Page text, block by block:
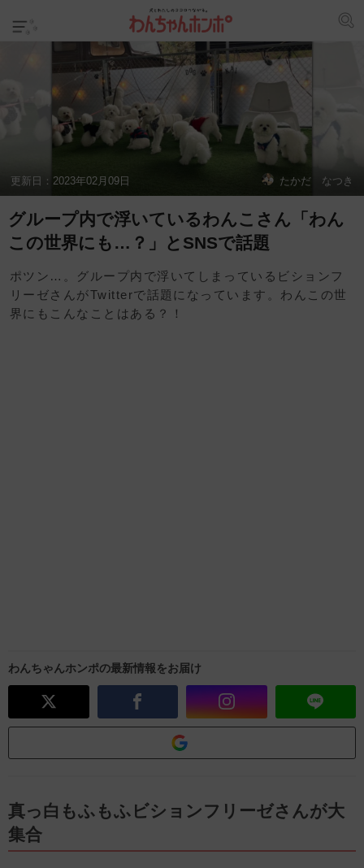
更新日： 2023年02月09日 たかだ なつき
グループ内で浮いているわんこさん「わん
この世界にも…？」とSNSで話題
ポツン…。グループ内で浮いてしまっているビションフ
リーゼさんがTwitterで話題になっています。わんこの世
界にもこんなことはある？！
わんちゃんホンポの最新情報をお届け
真っ白もふもふビションフリーゼさんが大
集合